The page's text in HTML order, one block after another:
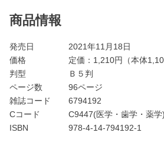
商品情報
発売日
2021年11月18日
価格
定価： 1,210円（本体
判型
Ｂ５判
ページ数
96ページ
雑誌コード
6794192
Cコード
C9447(医学・歯学・薬学)
ISBN
978-4-14-794192-1